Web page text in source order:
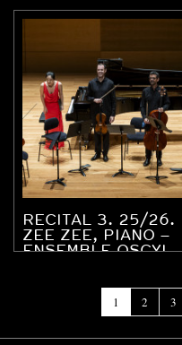
RECITAL 3. 25/26.
ZEE ZEE, PIANO –
ENSEMBLE OSCYL
1 (Página
actual)
2 3